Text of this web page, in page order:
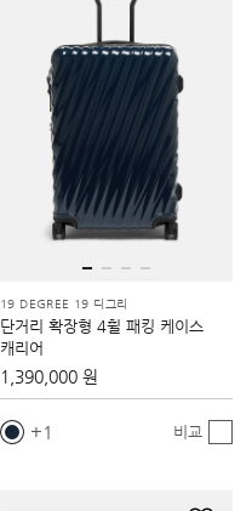
19 DEGREE 19 디그리
단거리 확장형 4휠 패킹 케이스
캐리어
1,390,000 원
1 비교